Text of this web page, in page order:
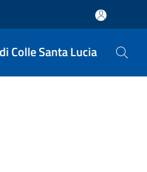
Colle Santa Lucia